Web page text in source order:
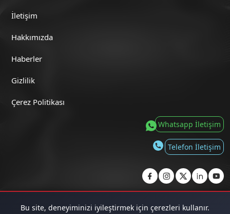
Bu site, deneyiminizi iyileştirmek için çerezleri kullanır.
İletişim
Hakkımızda
Haberler
Gizlilik
Çerez Politikası
Whatsapp İletişim
Telefon İletişim